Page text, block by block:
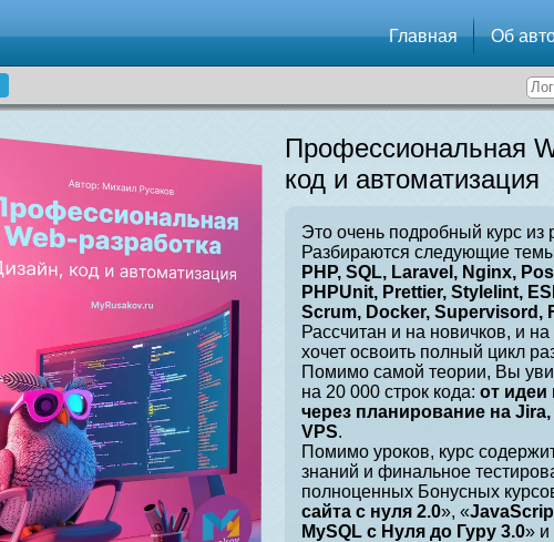
Главная Об
Профессиональная
код и автоматизация
Это очень подробный курс из
Разбираются следующие
PHP, SQL, Laravel, Nginx,
PHPUnit, Prettier, Stylelint,
Scrum, Docker, Supervisord,
Рассчитан и на новичков, и
хочет освоить полный цикл
Помимо самой теории, Вы
на 20 000 строк кода: от идеи
через планирование на
VPS.
Помимо уроков, курс
знаний и финальное
полноценных Бонусных
сайта с нуля 2.0», «
MySQL с Нуля до Гуру 3.0» и